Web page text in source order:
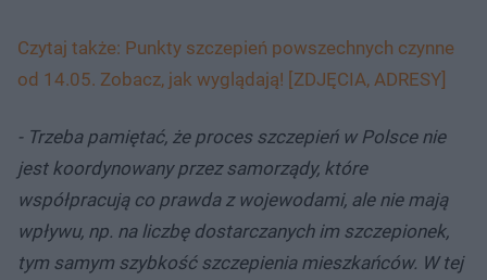
Czytaj także: Punkty szczepień powszechnych czynne
od 14.05. Zobacz, jak wyglądają! [ZDJĘCIA, ADRESY]
- Trzeba pamiętać, że proces szczepień w Polsce nie
jest koordynowany przez samorządy, które
współpracują co prawda z wojewodami, ale nie mają
wpływu, np. na liczbę dostarczanych im szczepionek,
tym samym szybkość szczepienia mieszkańców. W tej